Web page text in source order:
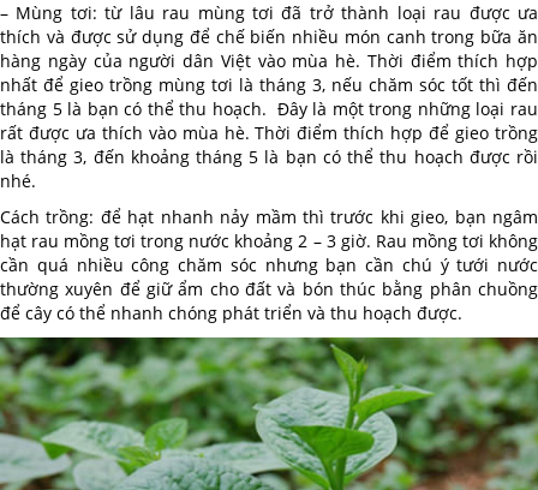
– Mùng tơi: từ lâu rau mùng tơi đã trở thành loại rau được ưa
thích và được sử dụng để chế biến nhiều món canh trong bữa ăn
hàng ngày của người dân Việt vào mùa hè. Thời điểm thích hợp
nhất để gieo trồng mùng tơi là tháng 3, nếu chăm sóc tốt thì đến
tháng 5 là bạn có thể thu hoạch. Đây là một trong những loại rau
rất được ưa thích vào mùa hè. Thời điểm thích hợp để gieo trồng
là tháng 3, đến khoảng tháng 5 là bạn có thể thu hoạch được rồi
nhé.
Cách trồng: để hạt nhanh nảy mầm thì trước khi gieo, bạn ngâm
hạt rau mồng tơi trong nước khoảng 2 – 3 giờ. Rau mồng tơi không
cần quá nhiều công chăm sóc nhưng bạn cần chú ý tưới nước
thường xuyên để giữ ẩm cho đất và bón thúc bằng phân chuồng
để cây có thể nhanh chóng phát triển và thu hoạch được.